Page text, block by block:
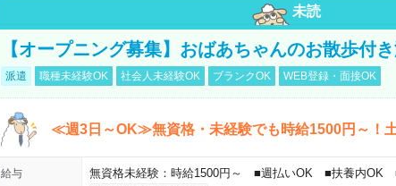
未読
【オープニング募集】おばあちゃんのお散歩付
派遣 職種未経験OK 社会人未経験OK ブランクOK WEB登録・面接OK
≪週3日～OK≫無資格・未経験でも時給1500円～！土
給与 無資格未経験：時給1500円～ ■週払いOK ■扶養内OK